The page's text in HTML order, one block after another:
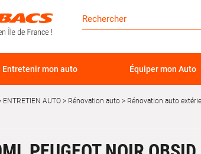
Entretenir mon auto Équiper mon Auto
ENTRETIEN AUTO Rénovation auto Rénovation auto